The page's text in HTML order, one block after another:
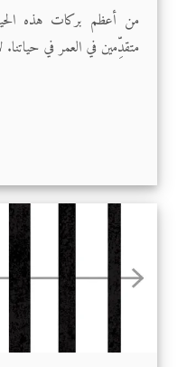
من أعظم بركات هذه
متقدِّمين في العمر في حياتنا.